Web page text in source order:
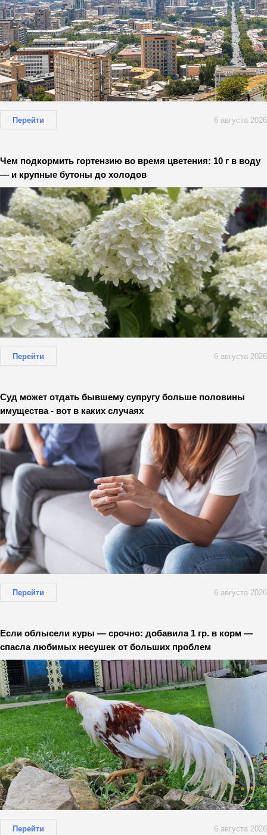
Перейти 6 августа 2026
Чем подкормить гортензию во время цветения: 10 г в воду
— и крупные бутоны до холодов
Перейти 6 августа 2026
Суд может отдать бывшему супругу больше половины
имущества - вот в каких случаях
Перейти 6 августа 2026
Если облысели куры — срочно: добавила 1 гр. в корм —
спасла любимых несушек от больших проблем
Перейти 6 августа 2026